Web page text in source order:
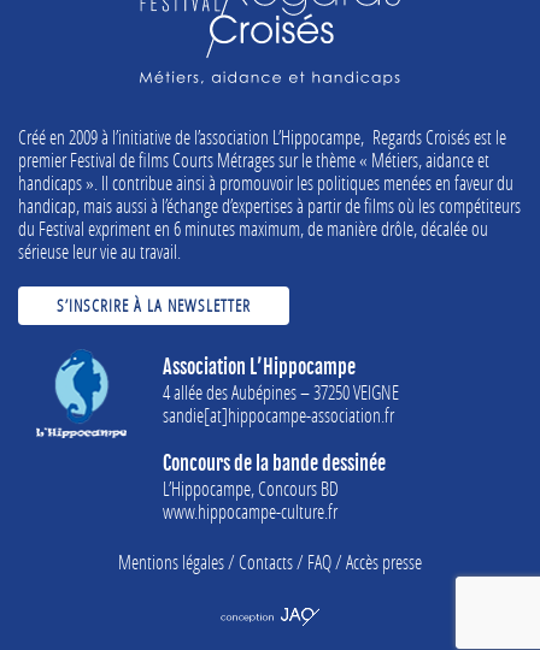
Créé en 2009 à l’initiative de l’association L’Hippocampe, Regards Croisés est le
premier Festival de films Courts Métrages sur le thème « Métiers, aidance et
handicaps ». Il contribue ainsi à promouvoir les politiques menées en faveur du
handicap, mais aussi à l’échange d’expertises à partir de films où les compétiteurs
du Festival expriment en 6 minutes maximum, de manière drôle, décalée ou
sérieuse leur vie au travail.
S’INSCRIRE À LA NEWSLETTER
Association L’Hippocampe
4 allée des Aubépines – 37250 VEIGNE
sandie[at]hippocampe-association.fr
Concours de la bande dessinée
L’Hippocampe, Concours BD
www.hippocampe-culture.fr
Mentions légales/ Contacts/ FAQ/Accès presse